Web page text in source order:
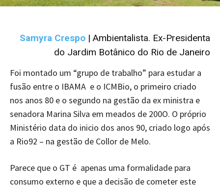
Samyra Crespo | Ambientalista. Ex-Presidenta
do Jardim Botânico do Rio de Janeiro
Foi montado um “grupo de trabalho” para estudar a
fusão entre o IBAMA e o ICMBio, o primeiro criado
nos anos 80 e o segundo na gestão da ex ministra e
senadora Marina Silva em meados de 200O. O próprio
Ministério data do inicio dos anos 90, criado logo após
a Rio92 – na gestão de Collor de Melo.
Parece que o GT é apenas uma formalidade para
consumo externo e que a decisão de cometer este